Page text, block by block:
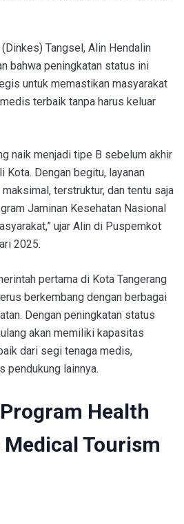
Tangsel, Alin Hendalin
bahwa peningkatan status ini
untuk memastikan masyarakat
terbaik tanpa harus keluar
naik menjadi tipe B sebelum akhir
Kota. Dengan begitu, layanan
terstruktur, dan tentu saja
Jaminan Kesehatan Nasional
ujar Alin di Puspemkot
2025.
pertama di Kota Tangerang
berkembang dengan berbagai
Dengan peningkatan status
akan memiliki kapasitas
dari segi tenaga medis,
pendukung lainnya.
Health
Tourism